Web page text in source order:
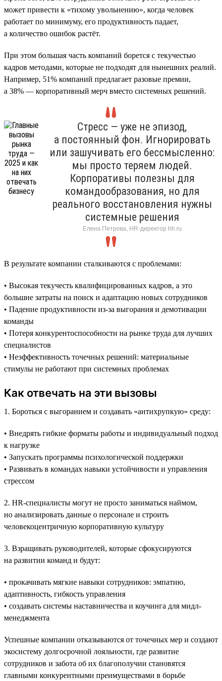
может привести к «тихому увольнению», когда человек
работает по минимуму, его продуктивность падает,
а количество ошибок растёт.
При этом большая часть компаний борется с текучестью
кадров методами, которые не подходят для нынешних реалий.
Например, 51% компаний предлагает разовые премии,
а 38% — корпоративный мерч вместо системных решений.
Стресс — уже не эпизод,
а постоянный фон. Игнорировать
или зашучивать его бессмысленно:
мы просто теряем людей.
Корпоративы полезны для
командообразования, но для
реального восстановления нужны
системные решения
Елена Петрова, HR-директор hh.ru
В результате компании сталкиваются с проблемами:
• Высокая текучесть квалифицированных кадров, а это
большие затраты на поиск и адаптацию новых сотрудников
• Падение продуктивности из-за выгорания и демотивации
команды
• Потеря конкурентоспособности на рынке труда для лучших
специалистов
• Неэффективность точечных решений: материальные
стимулы не работают при системных проблемах
Как отвечать на эти вызовы
1. Бороться с выгоранием и создавать «антихрупкую» среду:
• Внедрять гибкие форматы работы и индивидуальный подход
к нагрузке
• Запускать программы психологической поддержки
• Развивать в командах навыки устойчивости и управления
стрессом
2. HR-специалисты могут не просто заниматься наймом,
но анализировать данные о персонале и строить
человекоцентричную корпоративную культуру
3. Взращивать руководителей, которые сфокусируются
на развитии команд и будут:
• прокачивать мягкие навыки сотрудников: эмпатию,
адаптивность, гибкость управления
• создавать системы наставничества и коучинга для мидл-
менеджмента
Успешные компании отказываются от точечных мер и создают
экосистему долгосрочной лояльности, где развитие
сотрудников и забота об их благополучии становятся
главными конкурентными преимуществами в борьбе